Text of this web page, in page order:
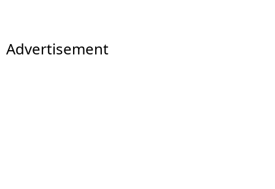
Advertisement